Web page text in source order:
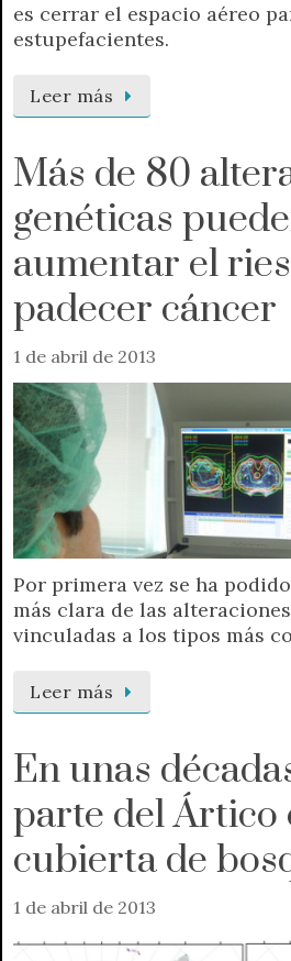
es cerrar el espacio aéreo
estupefacientes.
Leer más
Más de 80
genéticas
aumentar el
padecer cáncer
1 de abril de 2013
Por primera vez se ha
más clara de las
vinculadas a los tipos más
Leer más
En unas
parte del Ártico
cubierta de
1 de abril de 2013